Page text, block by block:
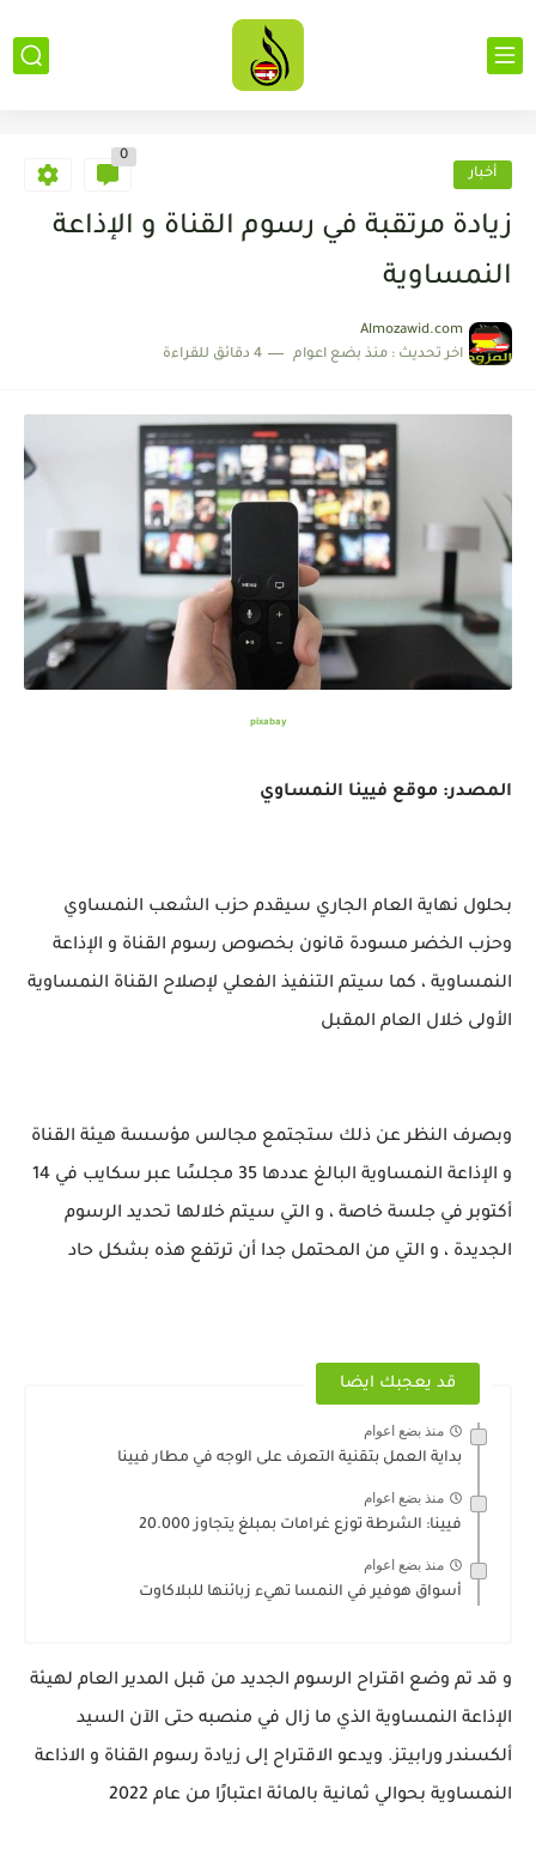
أخبار
0
زيادة مرتقبة في رسوم القناة و الإذاعة
النمساوية
Almozawid.com
اخر تحديث : منذ بضع اعوام 4 دقائق للقراءة
pixabay
المصدر: موقع فيينا النمساوي
بحلول نهاية العام الجاري سيقدم حزب الشعب النمساوي
وحزب الخضر مسودة قانون بخصوص رسوم القناة و الإذاعة
النمساوية ، كما سيتم التنفيذ الفعلي لإصلاح القناة النمساوية
الأولى خلال العام المقبل
وبصرف النظر عن ذلك ستجتمع مجالس مؤسسة هيئة القناة
و الإذاعة النمساوية البالغ عددها 35 مجلسًا عبر سكايب في 14
أكتوبر في جلسة خاصة ، و التي سيتم خلالها تحديد الرسوم
الجديدة ، و التي من المحتمل جدا أن ترتفع هذه بشكل حاد
قد يعجبك ايضا
منذ بضع اعوام
بداية العمل بتقنية التعرف على الوجه في مطار فيينا
منذ بضع اعوام
فيينا: الشرطة توزع غرامات بمبلغ يتجاوز 20.000
منذ بضع اعوام
أسواق هوفير في النمسا تهيء زبائنها للبلاكاوت
و قد تم وضع اقتراح الرسوم الجديد من قبل المدير العام لهيئة
الإذاعة النمساوية الذي ما زال في منصبه حتى الآن السيد
ألكسندر ورابيتز. ويدعو الاقتراح إلى زيادة رسوم القناة و الاذاعة
النمساوية بحوالي ثمانية بالمائة اعتبارًا من عام 2022